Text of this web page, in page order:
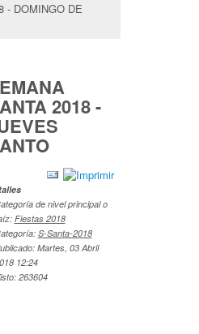
- DOMINGO DE
2018 -
de nivel principal o
Fiestas 2018
S-Santa-2018
Martes, 03 Abril
12:24
263604